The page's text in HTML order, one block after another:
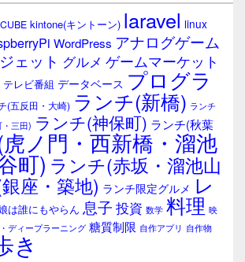
kintone(キントーン) laravel linux
WordPress アナログゲーム
ェット グルメ ゲームマーケット
テレビ番組 データベース プログラ
(五反田・大崎) ランチ(新橋) ランチ
三田) ランチ(神保町) ランチ(秋葉
ノ門・西新橋・溜池
町) ランチ(赤坂・溜池山
座・築地) ランチ限定グルメ レ
は誰にもやらん 息子 投資 数学 料理 映
ディープラーニング 糖質制限 自作アプリ 自作物
き